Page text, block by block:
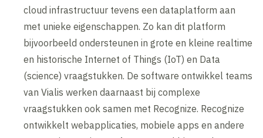
cloud infrastructuur tevens een dataplatform aan
met unieke eigenschappen. Zo kan dit platform
bijvoorbeeld ondersteunen in grote en kleine realtime
en historische Internet of Things (IoT) en Data
(science) vraagstukken. De software ontwikkel teams
van Vialis werken daarnaast bij complexe
vraagstukken ook samen met Recognize. Recognize
ontwikkelt webapplicaties, mobiele apps en andere